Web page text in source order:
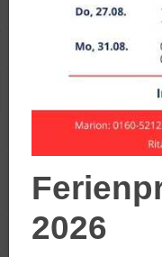
2026